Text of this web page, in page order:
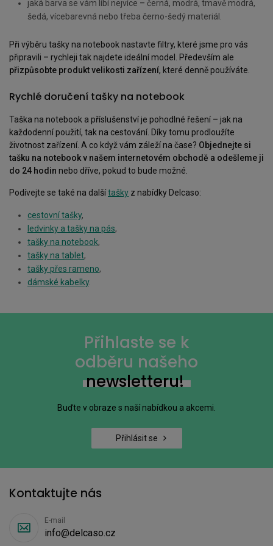
jaká barva se vám líbí nejvíce – černá, modrá, tmavě modrá,
šedá, vícebarevná nebo třeba černo-šedý materiál.
Při výběru tašky na notebook nastavte filtry, které jsme pro vás
připravili – rychleji tak najdete ideální model. Především ale
přizpůsobte produkt velikosti zařízení, které denně používáte.
Rychlé doručení tašky na notebook
Taška na notebook a příslušenství je pohodlné řešení – jak na
každodenní použití, tak na cestování. Díky tomu prodloužíte
životnost zařízení. A co když vám záleží na čase? Objednejte si
tašku na notebook v našem internetovém obchodě a odešleme ji
do 24 hodin nebo dříve, pokud to bude možné.
Podívejte se také na dalšítašky z nabídky Delcaso:
cestovní tašky,
ledvinky a tašky na pás,
tašky na notebook,
tašky na tablet,
tašky přes rameno,
dámské kabelky.
Přihlaste se k
odběru našeho
newsletteru!
Buďte v obraze s naší nabídkou a akcemi.
Přihlásit se
Kontaktujte nás
E-mail
info@delcaso.cz